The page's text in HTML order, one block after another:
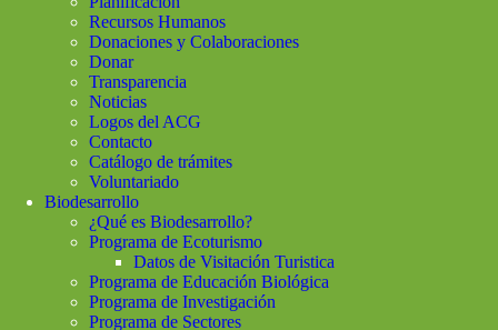
Recursos Humanos
Donaciones y Colaboraciones
Donar
Transparencia
Noticias
Logos del ACG
Contacto
Catálogo de trámites
Voluntariado
Biodesarrollo
¿Qué es Biodesarrollo?
Programa de Ecoturismo
Datos de Visitación Turistica
Programa de Educación Biológica
Programa de Investigación
Programa de Sectores